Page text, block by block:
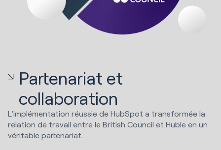
Partenariat et
collaboration
L'implémentation réussie de HubSpot a transformée la
relation de travail entre le British Council et Huble en un
véritable partenariat.